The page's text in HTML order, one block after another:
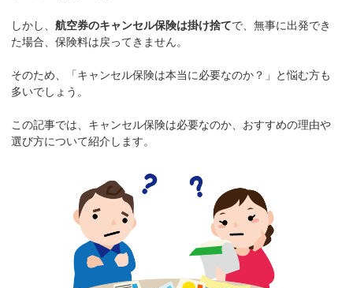
しかし、航空券のキャンセル保険は掛け捨てで、無事に出発でき
た場合、保険料は戻ってきません。
そのため、「キャンセル保険は本当に必要なのか？」と悩む方も
多いでしょう。
この記事では、キャンセル保険は必要なのか、おすすめの理由や
選び方について紹介します。